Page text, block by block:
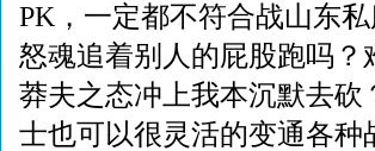
PK，一定都不符合战山东
怒魂追着别人的屁股跑吗
莽夫之态冲上我本沉默去
士也可以很灵活的变通各